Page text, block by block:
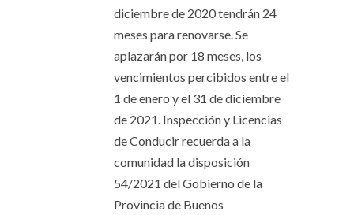
diciembre de 2020 tendrán 24
meses para renovarse. Se
aplazarán por 18 meses, los
vencimientos percibidos entre el
1 de enero y el 31 de diciembre
de 2021. Inspección y Licencias
de Conducir recuerda a la
comunidad la disposición
54/2021 del Gobierno de la
Provincia de Buenos